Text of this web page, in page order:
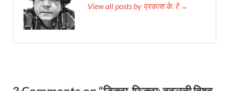
View all posts by प्रकाश के. रे →